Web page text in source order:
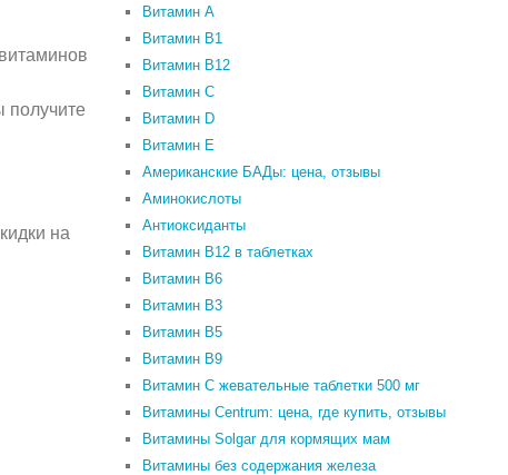
получите
на
Витамин A
Витамин B1
Витамин B12
Витамин C
Витамин D
Витамин Е
Американские БАДы: цена, отзывы
Аминокислоты
Антиоксиданты
Витамин B12 в таблетках
Витамин B6
Витамин В3
Витамин В5
Витамин В9
Витамин С жевательные таблетки 500 мг
Витамины Centrum: цена, где купить, отзывы
Витамины Solgar для кормящих мам
Витамины без содержания железа